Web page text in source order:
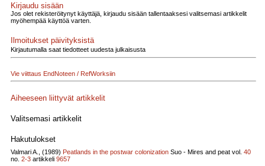
Kirjaudu sisään
Jos olet rekisteröitynyt käyttäjä, kirjaudu sisään tallentaaksesi valitsemasi artikkelit
myöhempää käyttöä varten.
Ilmoitukset päivityksistä
Kirjautumalla saat tiedotteet uudesta julkaisusta
Vie viittaus EndNoteen / RefWorksiin
Aiheeseen liittyvät artikkelit
Valitsemasi artikkelit
Hakutulokset
Valmari A., (1989) Peatlands in the postwar colonization Suo - Mires and peat vol. 40
no. 2-3 artikkeli 9657